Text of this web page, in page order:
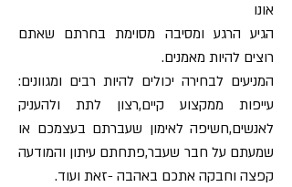
אונו
הגיע הרגע ומסיבה מסוימת בחרתם שאתם
רוצים להיות מאמנים.
המניעים לבחירה יכולים להיות רבים ומגוונים:
עייפות ממקצוע קיים,רצון לתת ולהעניק
לאנשים,חשיפה לאימון שעברתם בעצמכם או
שמעתם על חבר שעבר,פתחתם עיתון והמודעה
קפצה וחבקה אתכם באהבה -זאת ועוד.